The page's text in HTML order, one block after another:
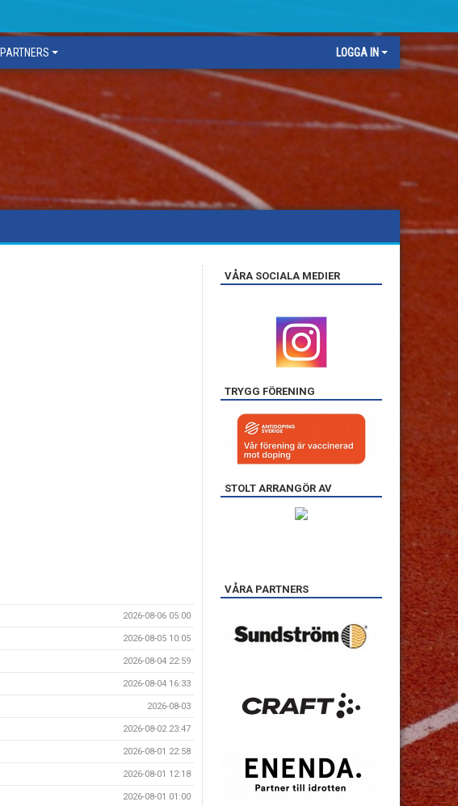
PARTNERS LOGGA IN
2026-08-06 05:00
2026-08-05 10:05
2026-08-04 22:59
2026-08-04 16:33
2026-08-03
2026-08-02 23:47
2026-08-01 22:58
2026-08-01 12:18
2026-08-01 01:00
VÅRA SOCIALA MEDIER
TRYGG FÖRENING
STOLT ARRANGÖR AV
VÅRA PARTNERS